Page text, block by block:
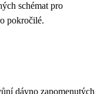
schémat pro
pokročilé.
dávno zapomenutých